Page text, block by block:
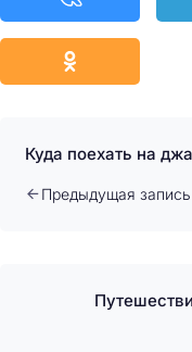
Куда поехать на
Предыдущая запись